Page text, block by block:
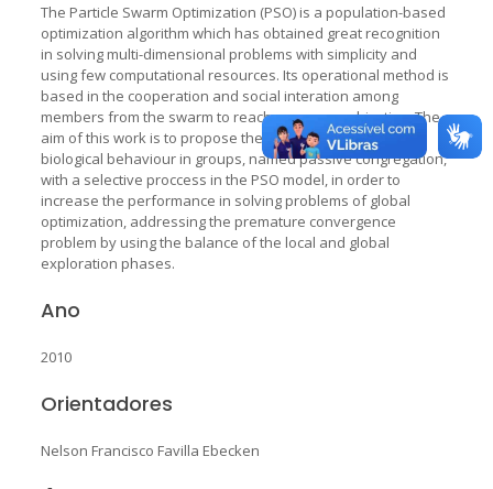
The Particle Swarm Optimization (PSO) is a population-based
optimization algorithm which has obtained great recognition
in solving multi-dimensional problems with simplicity and
using few computational resources. Its operational method is
based in the cooperation and social interation among
members from the swarm to reach a common objective. The
aim of this work is to propose the use of a mechanism of
biological behaviour in groups, named passive congregation,
with a selective proccess in the PSO model, in order to
increase the performance in solving problems of global
optimization, addressing the premature convergence
problem by using the balance of the local and global
exploration phases.
Ano
2010
Orientadores
Nelson Francisco Favilla Ebecken